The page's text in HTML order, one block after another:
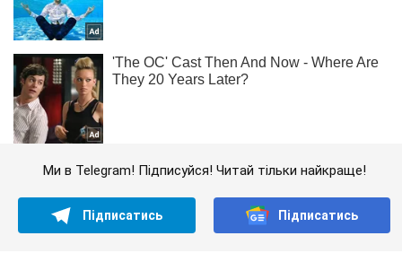
Ми в Telegram! Підписуйся! Читай тільки найкраще!
Підписатись Підписатись